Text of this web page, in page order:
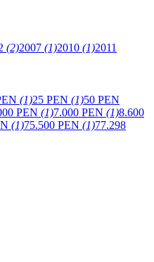
(2)2007 (1)2010 (1)2011
(1)25 PEN (1)50 PEN
PEN (1)7.000 PEN (1)8.600
(1)75.500 PEN (1)77.298